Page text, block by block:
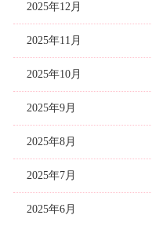
2025年12月
2025年11月
2025年10月
2025年9月
2025年8月
2025年7月
2025年6月